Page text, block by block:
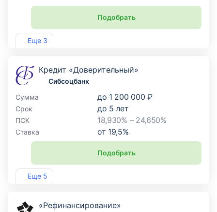
Еще 3
Подобрать
Лиц. №2289
Еще 5
Кредит «Доверительный»
Сибсоцбанк
Сумма
до 1 200 000 ₽
Срок до 5 лет
ПСК 18,930% – 24,650%
Ставка от 19,5%
Подобрать
Лиц. №2015
«Рефинансирование»